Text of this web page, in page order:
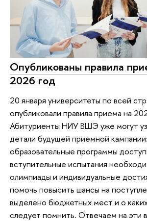
Опубликованы правила
2026 год
20 января университеты по всей
опубликовали правила приема на
Абитуриенты НИУ ВШЭ уже могут
детали будущей приемной
образовательные программы
вступительные испытания
олимпиады и индивидуальные
помочь повысить шансы на
выделено бюджетных мест и о
следует помнить. Отвечаем на эти